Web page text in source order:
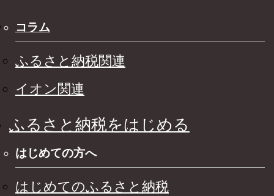
コラム
ふるさと納税関連
イオン関連
ふるさと納税をはじめる
はじめての方へ
はじめてのふるさと納税